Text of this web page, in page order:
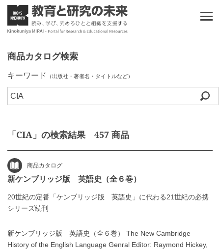
商品カタログ検索
キーワード （出版社・著者名・タイトルなど）
「CIA」の検索結果 457 商品
商品カタログ
新ケンブリッジ版 英語史（全６巻）
20世紀の定番「ケンブリッジ版 英語史」に代わる21世紀の必携
シリーズ続刊
新ケンブリッジ版 英語史（全６巻） The New Cambridge
History of the English Language Genral Editor: Raymond Hickey,